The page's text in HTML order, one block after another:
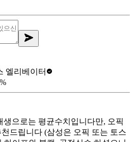
엘리베이터
%
생으로는 평균수치입니다만, 오픽
드립니다 (삼성은 오픽 또는 토스